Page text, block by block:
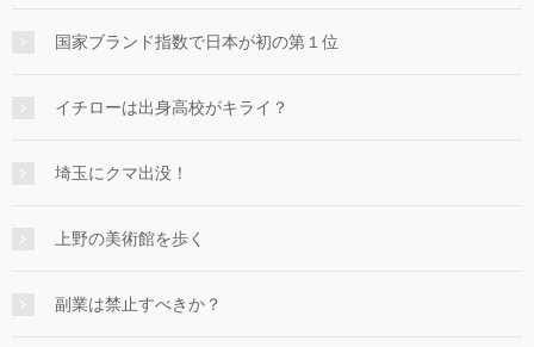
国家ブランド指数で日本が初の第１位
イチローは出身高校がキライ？
埼玉にクマ出没！
上野の美術館を歩く
副業は禁止すべきか？